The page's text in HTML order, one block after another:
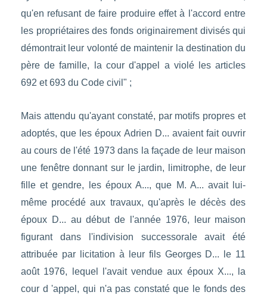
qu'en refusant de faire produire effet à l'accord entre
les propriétaires des fonds originairement divisés qui
démontrait leur volonté de maintenir la destination du
père de famille, la cour d'appel a violé les articles
692 et 693 du Code civil" ;
Mais attendu qu'ayant constaté, par motifs propres et
adoptés, que les époux Adrien D... avaient fait ouvrir
au cours de l'été 1973 dans la façade de leur maison
une fenêtre donnant sur le jardin, limitrophe, de leur
fille et gendre, les époux A..., que M. A... avait lui-
même procédé aux travaux, qu'après le décès des
époux D... au début de l'année 1976, leur maison
figurant dans l'indivision successorale avait été
attribuée par licitation à leur fils Georges D... le 11
août 1976, lequel l'avait vendue aux époux X..., la
cour d 'appel, qui n'a pas constaté que le fonds des